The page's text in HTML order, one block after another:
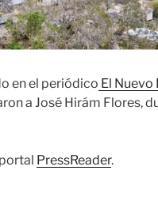
en el periódico El Nuevo
a José Hirám Flores,
PressReader.